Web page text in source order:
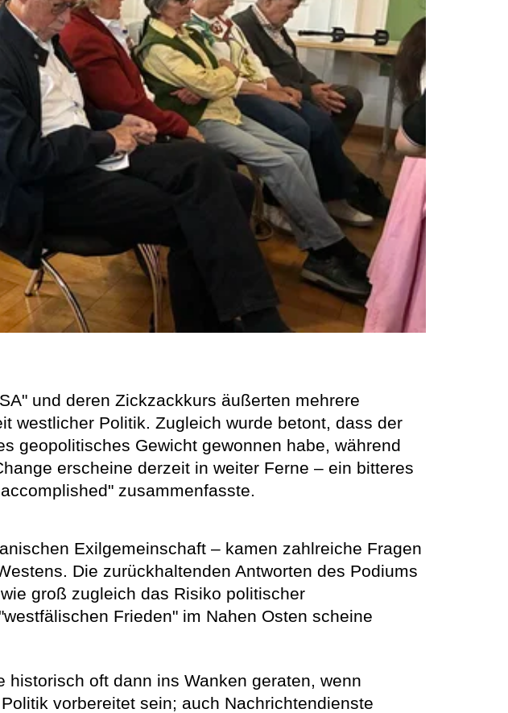
und deren Zickzackkurs äußerten mehrere
westlicher Politik. Zugleich wurde betont, dass der
geopolitisches Gewicht gewonnen habe, während
erscheine derzeit in weiter Ferne – ein bitteres
zusammenfasste.
Exilgemeinschaft – kamen zahlreiche Fragen
Die zurückhaltenden Antworten des Podiums
groß zugleich das Risiko politischer
Frieden" im Nahen Osten scheine
oft dann ins Wanken geraten, wenn
vorbereitet sein; auch Nachrichtendienste